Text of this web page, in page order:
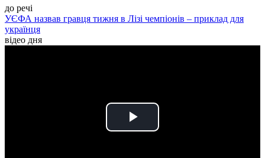
до речі
УЄФА назвав гравця тижня в Лізі чемпіонів – приклад для
українця
відео дня
Play